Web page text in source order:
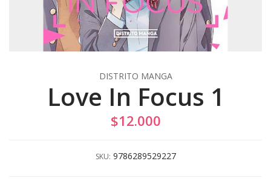
DISTRITO MANGA
Love In Focus 1
$12.000
SKU: 9786289529227